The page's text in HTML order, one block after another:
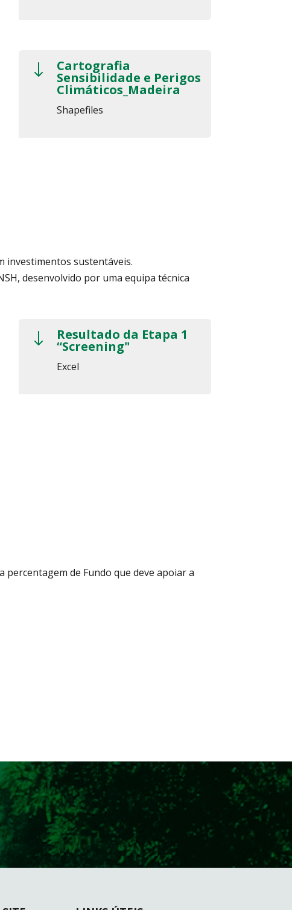
" Cartografia
Sensibilidade e Perigos
Climáticos_Madeira
Shapefiles
investimentos sustentáveis.
desenvolvido por uma equipa técnica
" Resultado da Etapa 1
“Screening"
Excel
percentagem de Fundo que deve apoiar a